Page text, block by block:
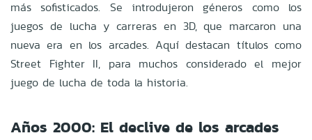
más sofisticados. Se introdujeron géneros como los
juegos de lucha y carreras en 3D, que marcaron una
nueva era en los arcades. Aquí destacan títulos como
Street Fighter II, para muchos considerado el mejor
juego de lucha de toda la historia.
Años 2000: El declive de los arcades